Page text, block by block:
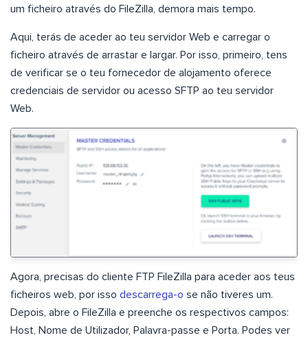
um ficheiro através do FileZilla, demora mais tempo.
Aqui, terás de aceder ao teu servidor Web e carregar o
ficheiro através de arrastar e largar. Por isso, primeiro, tens
de verificar se o teu fornecedor de alojamento oferece
credenciais de servidor ou acesso SFTP ao teu servidor
Web.
Agora, precisas do cliente FTP FileZilla para aceder aos teus
ficheiros web, por isso descarrega-o se não tiveres um.
Depois, abre o FileZilla e preenche os respectivos campos:
Host, Nome de Utilizador, Palavra-passe e Porta. Podes ver